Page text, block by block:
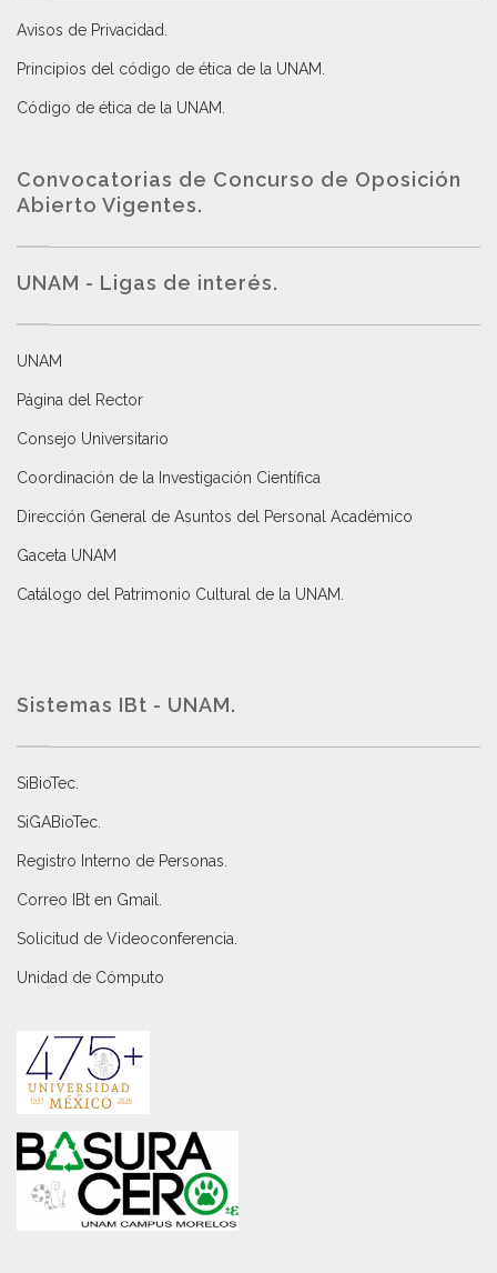
Avisos de Privacidad
Principios del código de ética de la UNAM
Código de ética de la UNAM
Convocatorias de Concurso de Oposición
Abierto Vigentes.
UNAM - Ligas de interés.
UNAM
Página del Rector
Consejo Universitario
Coordinación de la Investigación Científica
Dirección General de Asuntos del Personal Académico
Gaceta UNAM
Catálogo del Patrimonio Cultural de la UNAM.
Sistemas IBt - UNAM.
SiBioTec
SiGABioTec.
Registro Interno de Personas
Correo IBt en Gmail
Solicitud de Videoconferencia.
Unidad de Cómputo